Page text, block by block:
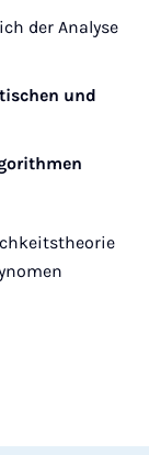
der Analyse
und